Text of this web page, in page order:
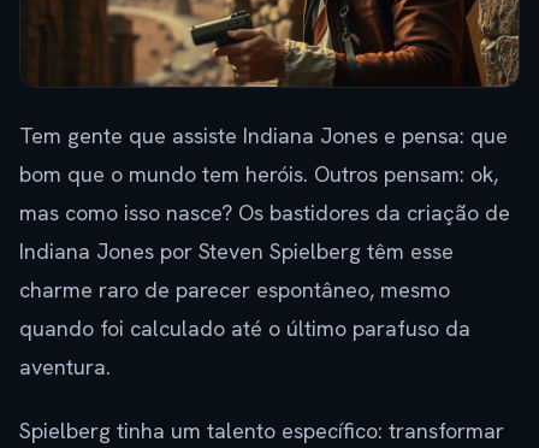
Tem gente que assiste Indiana Jones e pensa: que
bom que o mundo tem heróis. Outros pensam: ok,
mas como isso nasce? Os bastidores da criação de
Indiana Jones por Steven Spielberg têm esse
charme raro de parecer espontâneo, mesmo
quando foi calculado até o último parafuso da
aventura.
Spielberg tinha um talento específico: transformar